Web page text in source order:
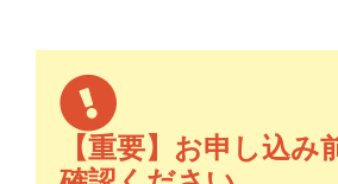
【重要】お申し込み